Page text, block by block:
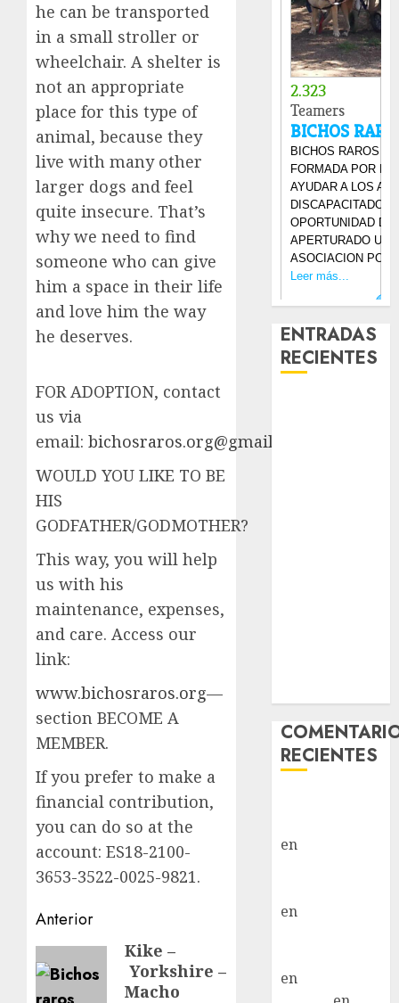
he can be transported
in a small stroller or
wheelchair. A shelter is
not an appropriate
place for this type of
animal, because they
live with many other
larger dogs and feel
quite insecure. That’s
why we need to find
someone who can give
him a space in their life
and love him the way
he deserves.
FOR ADOPTION, contact
us via
email: bichosraros.org@gmail.com
WOULD YOU LIKE TO BE
HIS
GODFATHER/GODMOTHER?
This way, you will help
us with his
maintenance, expenses,
and care. Access our
link:
www.bichosraros.org—
section BECOME A
MEMBER.
If you prefer to make a
financial contribution,
you can do so at the
account: ES18-2100-
3653-3522-0025-9821.
Navegación
de
entradas
Anterior
Entrada
anterior:
Kike –
Yorkshire –
Macho
ENTRADAS
RECIENTES
RECIENTES
en
en
en